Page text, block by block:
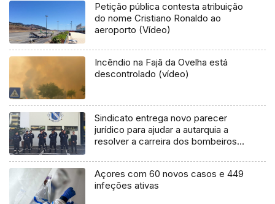
Petição pública contesta atribuição
do nome Cristiano Ronaldo ao
aeroporto (Vídeo)
Incêndio na Fajã da Ovelha está
descontrolado (vídeo)
Sindicato entrega novo parecer
jurídico para ajudar a autarquia a
resolver a carreira dos bombeiros
Açores com 60 novos casos e 449
infeções ativas